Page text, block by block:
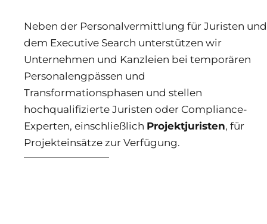
Neben der Personalvermittlung für Juristen und
dem Executive Search unterstützen wir
Unternehmen und Kanzleien bei temporären
Personalengpässen und
Transformationsphasen und stellen
hochqualifizierte Juristen oder Compliance-
Experten, einschließlich Projektjuristen, für
Projekteinsätze zur Verfügung.